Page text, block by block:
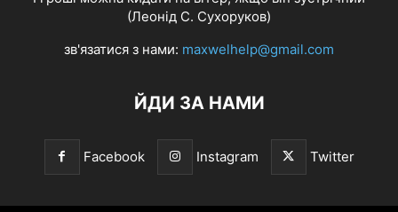
(Леонід С. Сухоруков)
зв'язатися з нами: maxwelhelp@gmail.com
ЙДИ ЗА НАМИ
Facebook Instagram Twitter